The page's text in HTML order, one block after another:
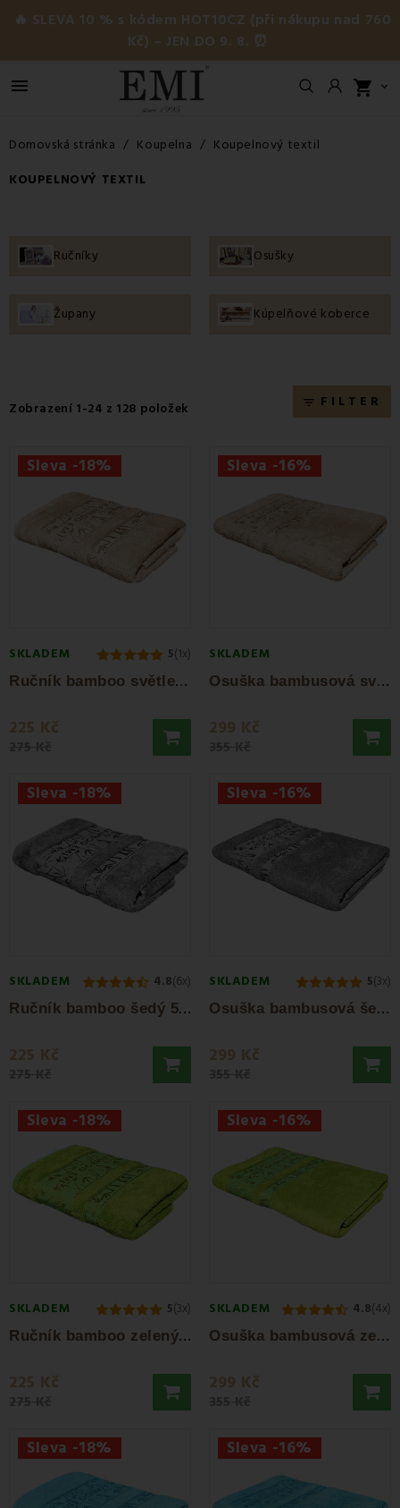
🔥 SLEVA 10 % s kódem HOT10CZ (při nákupu nad 760
Kč) – JEN DO 9. 8. ⏰
 shopping_cart 
Domovská stránka Koupelna
Koupelnový textil
KOUPELNOVÝ TEXTIL
Ručníky Osušky
Župany Kúpelňové koberce
filter_list FILTER
Zobrazení 1-24 z 128 položek
Sleva -18%
SKLADEM 5(1x)
R
učník bamboo světle hnědý 50 x 100 cm EMI
225 Kč
Sleva -16%
SKLADEM
O
suška bambusová světle hnědá 70x140 cm EMI
299 Kč
Sleva -18%
SKLADEM 4.8(6x)
R
učník bamboo šedý 50 x 100 cm EMI
225 Kč
Sleva -16%
SKLADEM 5(3x)
O
suška bambusová šedá 70x140 cm EMI
299 Kč
Sleva -18%
SKLADEM 5(3x)
R
učník bamboo zelený 50 x 100 cm EMI
225 Kč
Sleva -16%
SKLADEM 4.8(4x)
O
suška bambusová zelená 70 x 140 cm EMI
299 Kč
Sleva -18% Sleva -16%